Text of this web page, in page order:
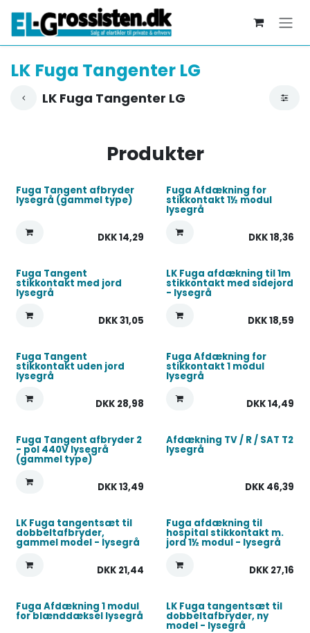
LK Fuga Tangenter LG
LK Fuga Tangenter LG
Produkter
Fuga Tangent afbryder
lysegrå (gammel type)
DKK14,29
Fuga Afdækning for
stikkontakt 1½ modul
lysegrå
DKK18,36
Fuga Tangent
stikkontakt med jord
lysegrå
DKK31,05
LK Fuga afdækning til 1m
stikkontakt med sidejord
- lysegrå
DKK18,59
Fuga Tangent
stikkontakt uden jord
lysegrå
DKK 28,98
Fuga Afdækning for
stikkontakt 1 modul
lysegrå
DKK14,49
Fuga Tangent afbryder 2
- pol 440V lysegrå
(gammel type)
DKK13,49
Afdækning TV / R / SAT T2
lysegrå
DKK 46,39
LK Fuga tangentsæt til
dobbeltafbryder,
gammel model - lysegrå
DKK 21,44
Fuga afdækning til
hospital stikkontakt m.
jord 1½ modul - lysegrå
DKK 27,16
Fuga Afdækning 1 modul
for blænddæksel lysegrå
LK Fuga tangentsæt til
dobbeltafbryder, ny
model - lysegrå